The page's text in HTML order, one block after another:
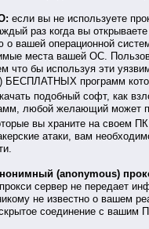
если вы не используете
раз когда вы
вашей операционной
места вашей ОС.
что бы используя эти
БЕСПЛАТНЫХ программ
подобный софт, как
любой желающий может
вы храните на своем
атаки, вам
(anonymous)
сервер не передает
не известно о вашем
соединение с